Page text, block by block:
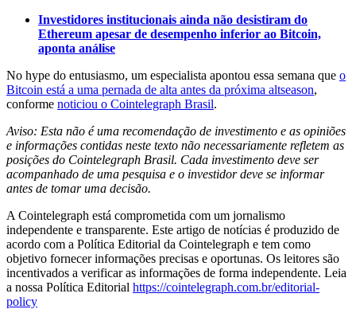
Investidores institucionais ainda não desistiram do
Ethereum apesar de desempenho inferior ao Bitcoin,
aponta análise
No hype do entusiasmo, um especialista apontou essa semana que o
Bitcoin está a uma pernada de alta antes da próxima altseason,
conforme noticiou o Cointelegraph Brasil.
Aviso: Esta não é uma recomendação de investimento e as opiniões
e informações contidas neste texto não necessariamente refletem as
posições do Cointelegraph Brasil. Cada investimento deve ser
acompanhado de uma pesquisa e o investidor deve se informar
antes de tomar uma decisão.
A Cointelegraph está comprometida com um jornalismo
independente e transparente. Este artigo de notícias é produzido de
acordo com a Política Editorial da Cointelegraph e tem como
objetivo fornecer informações precisas e oportunas. Os leitores são
incentivados a verificar as informações de forma independente. Leia
a nossa Política Editorial https://cointelegraph.com.br/editorial-
policy